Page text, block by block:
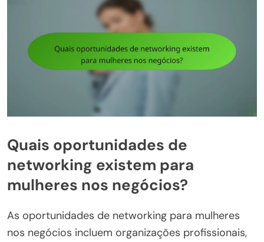
Quais oportunidades de
networking existem para
mulheres nos negócios?
As oportunidades de networking para mulheres
nos negócios incluem organizações profissionais,